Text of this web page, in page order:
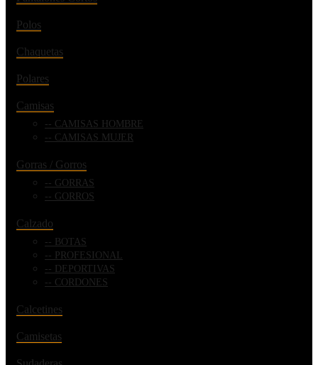
Polos
Chaquetas
Polares
Camisas
CAMISAS HOMBRE
CAMISAS MUJER
Gorras / Gorros
GORRAS
GORROS
Calzado
BOTAS
PROFESIONAL
DEPORTIVAS
CORDONES
Calcetines
Camisetas